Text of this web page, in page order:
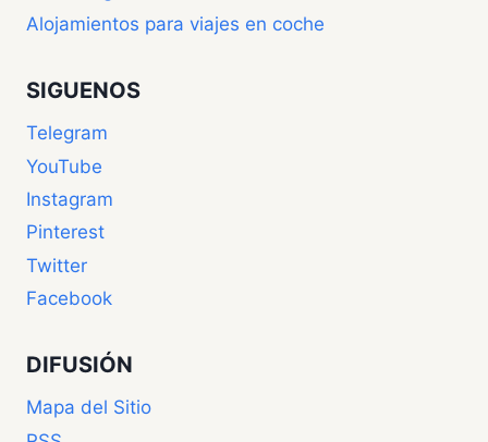
Alojamientos para viajes en coche
SIGUENOS
Telegram
YouTube
Instagram
Pinterest
Twitter
Facebook
DIFUSIÓN
Mapa del Sitio